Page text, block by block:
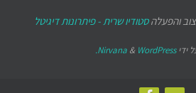
סטודיו שרית - פיתרונות דיגיטל
ידי Nirvana & WordPress.